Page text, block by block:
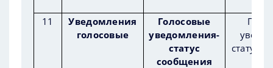
11
Уведомления
голосовые
Голосовые
уведомления-
статус
сообщения
статус